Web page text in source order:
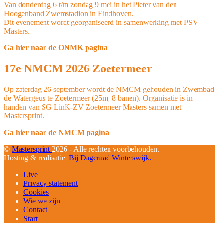
Van donderdag 6 t/m zondag 9 mei in het Pieter van den
Hoogenband Zwemstadion in Eindhoven.
Dit evenement wordt georganiseerd in samenwerking met PSV
Masters.
Ga hier naar de ONMK pagina
17e NMCM 2026 Zoetermeer
Op zaterdag 26 september wordt de NMCM gehouden in Zwembad
de Watergeus te Zoetermeer (25m, 8 banen). Organisatie is in
handen van SG LinK-ZV Zoetermeer Masters samen met
Mastersprint.
Ga hier naar de NMCM pagina
© Mastersprint 2026 - Alle rechten voorbehouden.
Hosting & realisatie: Bij Dageraad Winterswijk.
Live
Privacy statement
Cookies
Wie we zijn
Contact
Start